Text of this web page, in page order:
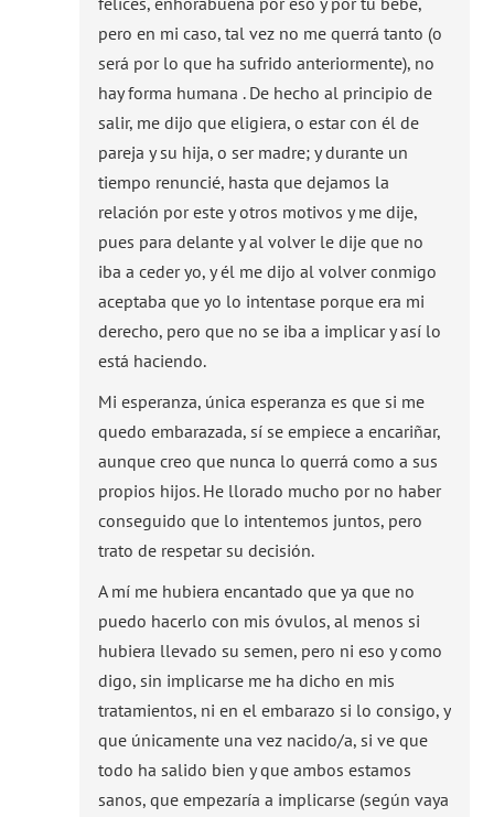
pero en mi caso, tal vez no me querrá tanto (o
será por lo que ha sufrido anteriormente), no
hay forma humana . De hecho al principio de
salir, me dijo que eligiera, o estar con él de
pareja y su hija, o ser madre; y durante un
tiempo renuncié, hasta que dejamos la
relación por este y otros motivos y me dije,
pues para delante y al volver le dije que no
iba a ceder yo, y él me dijo al volver conmigo
aceptaba que yo lo intentase porque era mi
derecho, pero que no se iba a implicar y así lo
está haciendo.
Mi esperanza, única esperanza es que si me
quedo embarazada, sí se empiece a encariñar,
aunque creo que nunca lo querrá como a sus
propios hijos. He llorado mucho por no haber
conseguido que lo intentemos juntos, pero
trato de respetar su decisión.
A mí me hubiera encantado que ya que no
puedo hacerlo con mis óvulos, al menos si
hubiera llevado su semen, pero ni eso y como
digo, sin implicarse me ha dicho en mis
tratamientos, ni en el embarazo si lo consigo, y
que únicamente una vez nacido/a, si ve que
todo ha salido bien y que ambos estamos
sanos, que empezaría a implicarse (según vaya